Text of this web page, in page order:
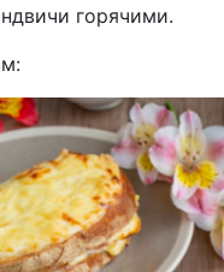
горячими.